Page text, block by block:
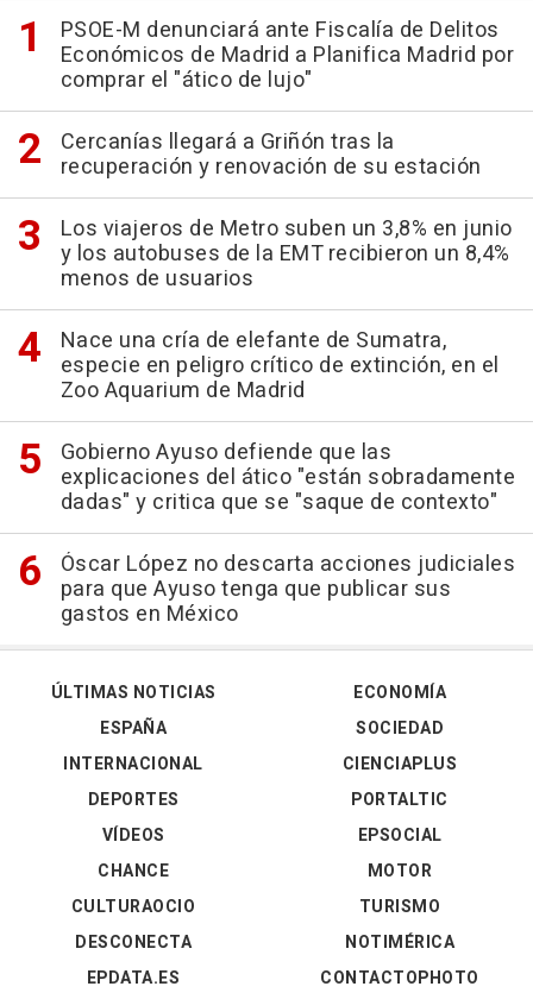
PSOE-M denunciará ante Fiscalía de Delitos
Económicos de Madrid a Planifica Madrid por
comprar el "ático de lujo"
Cercanías llegará a Griñón tras la
recuperación y renovación de su estación
Los viajeros de Metro suben un 3,8% en junio
y los autobuses de la EMT recibieron un 8,4%
menos de usuarios
Nace una cría de elefante de Sumatra,
especie en peligro crítico de extinción, en el
Zoo Aquarium de Madrid
Gobierno Ayuso defiende que las
explicaciones del ático "están sobradamente
dadas" y critica que se "saque de contexto"
Óscar López no descarta acciones judiciales
para que Ayuso tenga que publicar sus
gastos en México
ÚLTIMAS NOTICIAS
ESPAÑA
INTERNACIONAL
DEPORTES
VÍDEOS
ECONOMÍA
SOCIEDAD
CIENCIAPLUS
PORTALTIC
EPSOCIAL
CHANCE
CULTURAOCIO
DESCONECTA
EPDATA.ES
MOTOR
TURISMO
NOTIMÉRICA
CONTACTOPHOTO